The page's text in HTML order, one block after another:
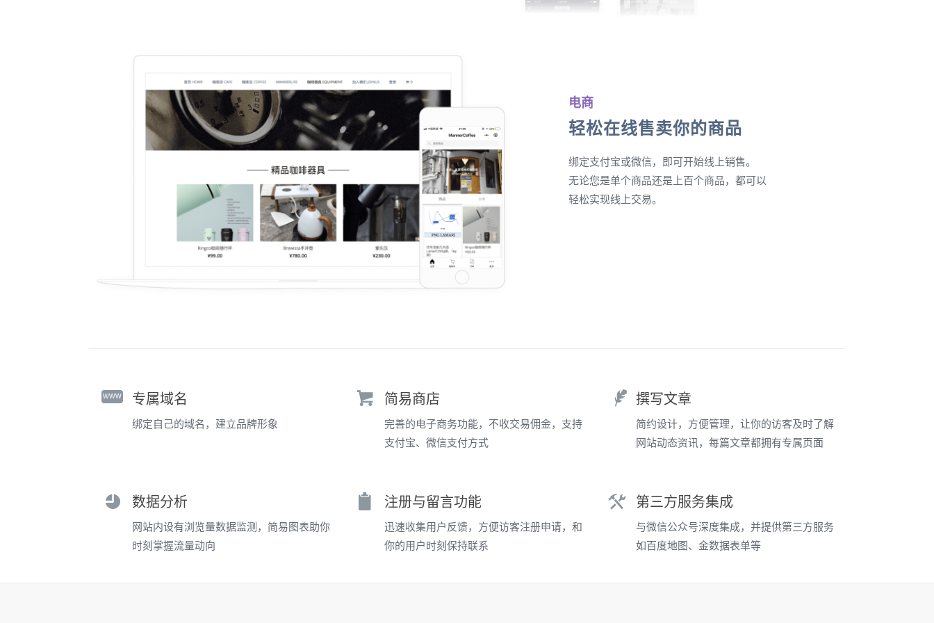
电商
轻松在线售卖你的商品
绑定支付宝或微信，即可开始线上销售。
无论您是单个商品还是上百个商品，都可以
轻松实现线上交易。
www 专属域名
绑定自己的域名，建立品牌形象
简易商店
完善的电子商务功能，不收交易佣金，支持
支付宝、微信支付方式
撰写文章
简约设计，方便管理，让你的访客及时了解
网站动态资讯，每篇文章都拥有专属页面
数据分析
网站内设有浏览量数据监测，简易图表助你
时刻掌握流量动向
注册与留言功能
迅速收集用户反馈，方便访客注册申请，和
你的用户时刻保持联系
第三方服务集成
与微信公众号深度集成，并提供第三方服务
如百度地图、金数据表单等